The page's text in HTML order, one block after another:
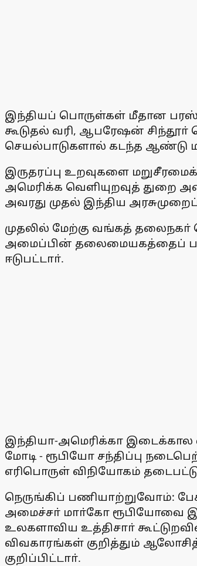
இந்தியப் பொருள்கள் மீதான
கூடுதல் வரி, ஆபரேஷன் சிந்தூா்
செயல்பாடுகளால் கடந்த ஆண்டு
இருதரப்பு உறவுகளை
அமெரிக்க வெளியுறவுத் துறை
அவரது முதல் இந்திய
முதலில் மேற்கு வங்கத்
அமைப்பின் தலைமையகத்தைப்
ஈடுபட்டாா்.
இந்தியா-அமெரிக்கா இடைக்கால
மோடி - ரூபியோ சந்திப்பு
எரிபொருள் விநியோகம்
நெருங்கிப் பணியாற்றுவோம்:
அமைச்சா் மாா்கோ ரூபியோவை
உலகளாவிய உத்திசாா்
விவகாரங்கள் குறித்தும்
குறிப்பிட்டாா்.